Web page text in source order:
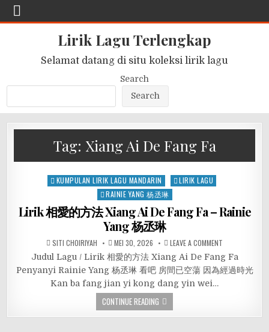
Lirik Lagu Terlengkap
Selamat datang di situ koleksi lirik lagu
Search
Search
Tag: Xiang Ai De Fang Fa
Posted
KUMPULAN LIRIK LAGU MANDARIN
LIRIK LAGU
RAINIE YANG 杨丞琳
Lirik 相愛的方法 Xiang Ai De Fang Fa – Rainie
Yang 杨丞琳
SITI CHOIRIYAH MEI 30, 2026 LEAVE A COMMENT
Judul Lagu / Lirik 相愛的方法 Xiang Ai De Fang Fa
Penyanyi Rainie Yang 杨丞琳 看吧 房間已空蕩 因為經過時光
Kan ba fang jian yi kong dang yin wei…
CONTINUE READING